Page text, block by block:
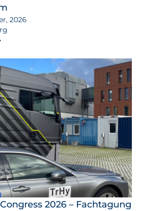
2026
2026 – Fachtagung